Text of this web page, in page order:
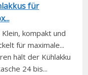
für
kompakt und
für maximale...
hält der Kühlakku
24 bis...